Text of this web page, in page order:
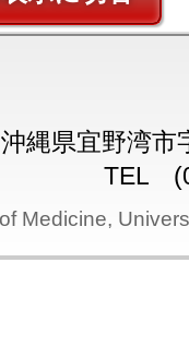
縄県宜野湾市
TEL
Medicine,